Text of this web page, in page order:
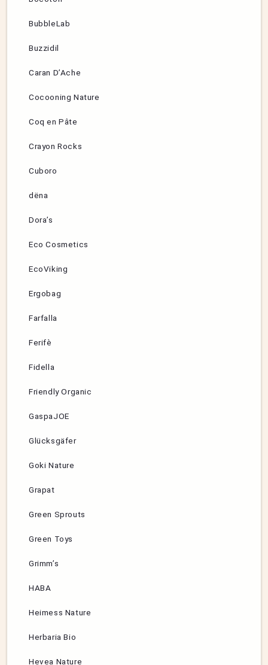
BubbleLab
Buzzidil
Caran D’Ache
Cocooning Nature
Coq en Pâte
Crayon Rocks
Cuboro
dëna
Dora’s
Eco Cosmetics
EcoViking
Ergobag
Farfalla
Ferifè
Fidella
Friendly Organic
GaspaJOE
Glücksgäfer
Goki Nature
Grapat
Green Sprouts
Green Toys
Grimm’s
HABA
Heimess Nature
Herbaria Bio
Hevea Nature